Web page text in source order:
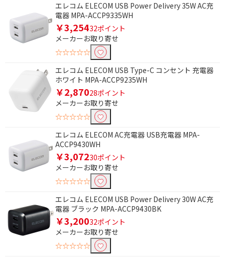
エレコム ELECOM USB Power Delivery 35W AC充
電器 MPA-ACCP9335WH
￥3,25432ポイント
メーカーお取り寄せ
☆☆☆☆☆
エレコム ELECOM USB Type-C コンセント 充電器
ホワイト MPA-ACCP9235WH
￥2,87028ポイント
メーカーお取り寄せ
☆☆☆☆☆
エレコム ELECOM AC充電器 USB充電器 MPA-
ACCP9430WH
￥3,07230ポイント
メーカーお取り寄せ
☆☆☆☆☆
エレコム ELECOM USB Power Delivery 30W AC充
電器 ブラック MPA-ACCP9430BK
￥3,20032ポイント
メーカーお取り寄せ
☆☆☆☆☆
三脚タイプで絞り込む
大型三脚(1m70cm以
上)
耐荷重で絞り込む
1kg～2kg未満
段数で絞り込む
5段
付属雲台タイプで絞り込む
ビデオ雲台
脚の素材(主要材質)で絞り込む
アルミ
脚の素材（主要材質）で絞り込む